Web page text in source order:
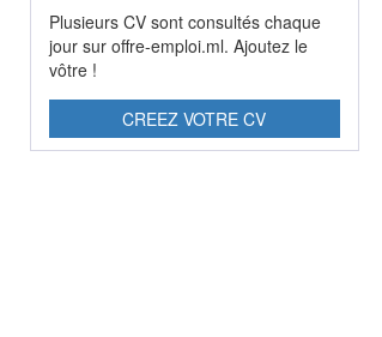
Plusieurs CV sont consultés chaque
jour sur offre-emploi.ml. Ajoutez le
vôtre !
CREEZ VOTRE CV